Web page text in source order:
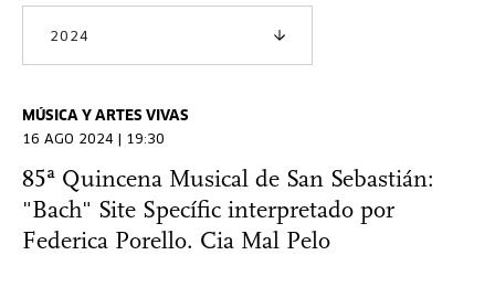
2024
MÚSICA Y ARTES VIVAS
16 AGO 2024 | 19:30
85ª Quincena Musical de San Sebastián:
"Bach" Site Specífic interpretado por
Federica Porello. Cia Mal Pelo